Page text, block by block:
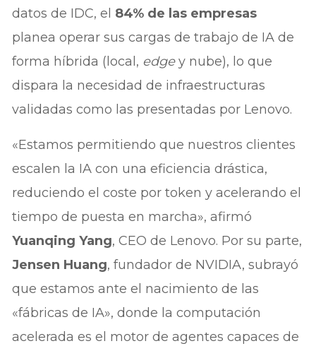
datos de IDC, el 84% de las empresas
planea operar sus cargas de trabajo de IA de
forma híbrida (local, edgey nube), lo que
dispara la necesidad de infraestructuras
validadas como las presentadas por Lenovo.
«Estamos permitiendo que nuestros clientes
escalen la IA con una eficiencia drástica,
reduciendo el coste por token y acelerando el
tiempo de puesta en marcha», afirmó
Yuanqing Yang, CEO de Lenovo. Por su parte,
Jensen Huang, fundador de NVIDIA, subrayó
que estamos ante el nacimiento de las
«fábricas de IA», donde la computación
acelerada es el motor de agentes capaces de